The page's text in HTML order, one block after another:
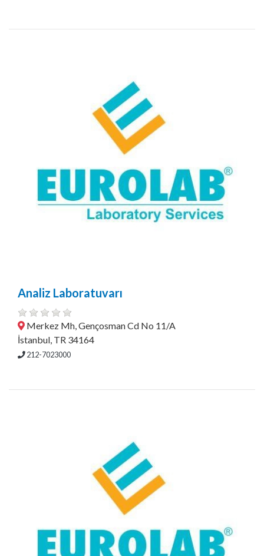
Analiz Laboratuvarı
Merkez Mh, Gençosman Cd No 11/A
İstanbul, TR 34164
212-7023000